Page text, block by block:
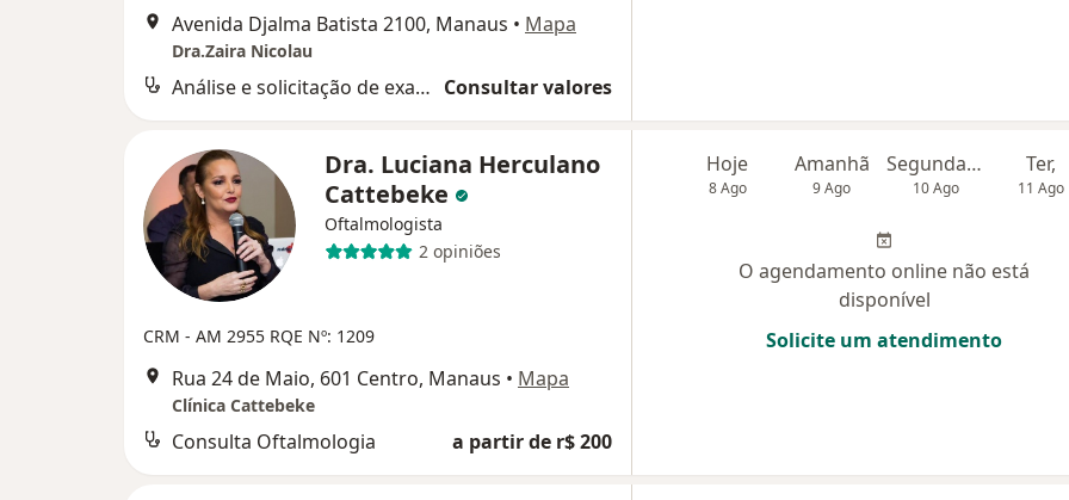
Avenida Djalma Batista 2100, Manaus • Mapa
Dra.Zaira Nicolau
Análise e solicitação de exames Consultar valores
Dra. Luciana Herculano
Cattebeke
Oftalmologista
2 opiniões
CRM - AM 2955 RQE Nº: 1209
Rua 24 de Maio, 601 Centro, Manaus • Mapa
Clínica Cattebeke
Consulta Oftalmologia a partir de r$ 200
Hoje
8 Ago
Amanhã
9 Ago
Segunda-feira
10 Ago
Ter,
11 Ago
O agendamento online não está
disponível
Solicite um atendimento